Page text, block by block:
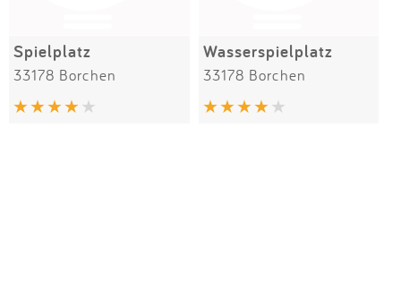
Spielplatz
33178 Borchen
Wasserspielplatz
33178 Borchen